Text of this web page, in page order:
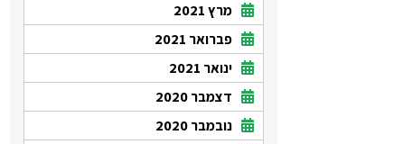
מרץ 2021
פברואר 2021
ינואר 2021
דצמבר 2020
נובמבר 2020